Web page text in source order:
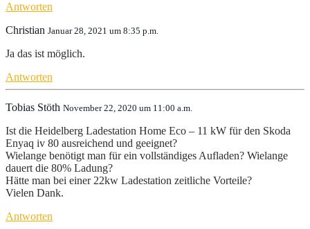
Antworten
Christian Januar 28, 2021 um 8:35 p.m.
Ja das ist möglich.
Antworten
Tobias Stöth November 22, 2020 um 11:00 a.m.
Ist die Heidelberg Ladestation Home Eco – 11 kW für den Skoda
Enyaq iv 80 ausreichend und geeignet?
Wielange benötigt man für ein vollständiges Aufladen? Wielange
dauert die 80% Ladung?
Hätte man bei einer 22kw Ladestation zeitliche Vorteile?
Vielen Dank.
Antworten